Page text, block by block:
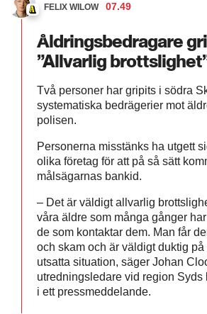
FELIX WILOW 07.49
Åldringsbedragare
”Allvarlig
Två personer har gripits i södra
systematiska bedrägerier mot
polisen.
Personerna misstänks ha utgett
olika företag för att på så sätt
målsägarnas bankid.
– Det är väldigt allvarlig
våra äldre som många gånger har
de som kontaktar dem. Man får
och skam och är väldigt duktig
utsatta situation, säger Johan
utredningsledare vid region Syds
i ett pressmeddelande.